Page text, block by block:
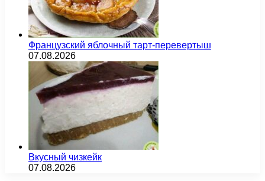
Французский яблочный тарт-перевертыш
07.08.2026
Вкусный чизкейк
07.08.2026